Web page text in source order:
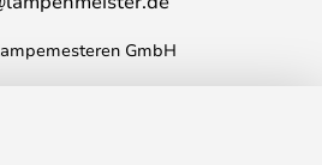
GmbH